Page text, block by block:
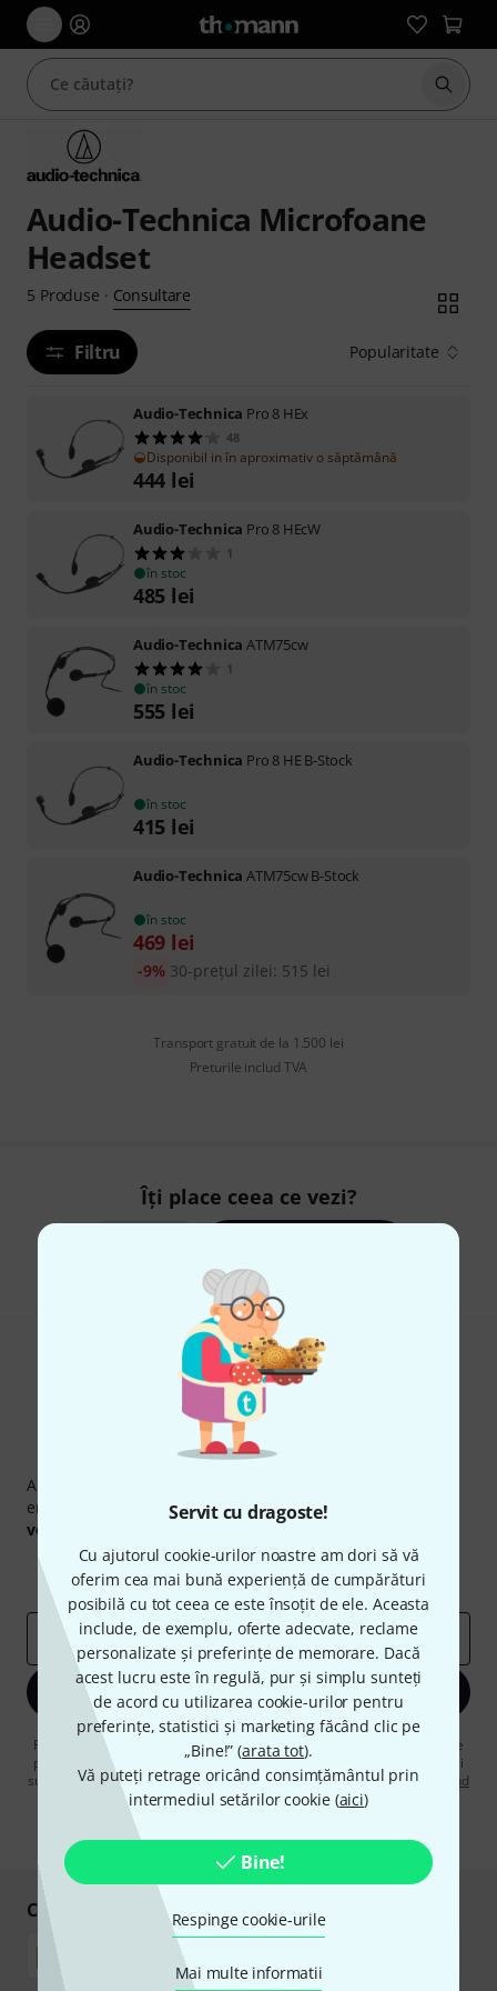
Servit cu dragoste!
Cu ajutorul cookie-urilor noastre am dori să vă
oferim cea mai bună experiență de cumpărături
posibilă cu tot ceea ce este însoțit de ele. Aceasta
include, de exemplu, oferte adecvate, reclame
personalizate și preferințe de memorare. Dacă
acest lucru este în regulă, pur și simplu sunteți
de acord cu utilizarea cookie-urilor pentru
preferințe, statistici și marketing făcând clic pe
„Bine!” (arata tot).
Vă puteți retrage oricând consimțământul prin
intermediul setărilor cookie (aici)
Bine!
Respinge cookie-urile
Mai multe informatii
Audio-Technica Microfoane
Headset
5 Produse · Consultare
Filtru Popularitate
Audio-Technica Pro 8 HEx
48
Disponibil in în aproximativ o săptămână
444 lei
Audio-Technica Pro 8 HEcW
1
în stoc
485 lei
Audio-Technica ATM75cw
1
în stoc
555 lei
Audio-Technica Pro 8 HE B-Stock
în stoc
415 lei
Audio-Technica ATM75cw B-Stock
în stoc
469 lei
30-prețul zilei: 515 lei
-9%
Transport gratuit de la 1.500 lei
Preturile includ TVA
Îți place ceea ce vezi?
Newsletter Thomann
Abonați-vă la buletinul informativ Thomann în limba
engleză și, cu puțin noroc, puteți câștiga unul dintre
voucherele
fiecare!
Contribuții inspiraționale
Oferte
Perspectivele Thomann
adresă de email *
Înscrie-te acum
Făcând clic pe „Înscrie-te acum”, sunteți de acord să primiți publicitate
prin e-mail. Vă puteți dezabona în orice moment. Puteți găsi informații
suplimentare despre buletinul informativ înregulamentul nostru privind
protecția datelor.
Cumpărați și plătiți în siguranță